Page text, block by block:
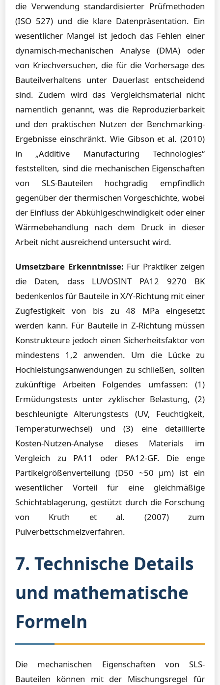
die Verwendung standardisierter Prüfmethoden
(ISO 527) und die klare Datenpräsentation. Ein
wesentlicher Mangel ist jedoch das Fehlen einer
dynamisch-mechanischen Analyse (DMA) oder
von Kriechversuchen, die für die Vorhersage des
Bauteilverhaltens unter Dauerlast entscheidend
sind. Zudem wird das Vergleichsmaterial nicht
namentlich genannt, was die Reproduzierbarkeit
und den praktischen Nutzen der Benchmarking-
Ergebnisse einschränkt. Wie Gibson et al. (2010)
in „Additive Manufacturing Technologies“
feststellten, sind die mechanischen Eigenschaften
von SLS-Bauteilen hochgradig empfindlich
gegenüber der thermischen Vorgeschichte, wobei
der Einfluss der Abkühlgeschwindigkeit oder einer
Wärmebehandlung nach dem Druck in dieser
Arbeit nicht ausreichend untersucht wird.
Umsetzbare Erkenntnisse: Für Praktiker zeigen
die Daten, dass LUVOSINT PA12 9270 BK
bedenkenlos für Bauteile in X/Y-Richtung mit einer
Zugfestigkeit von bis zu 48 MPa eingesetzt
werden kann. Für Bauteile in Z-Richtung müssen
Konstrukteure jedoch einen Sicherheitsfaktor von
mindestens 1,2 anwenden. Um die Lücke zu
Hochleistungsanwendungen zu schließen, sollten
zukünftige Arbeiten Folgendes umfassen: (1)
Ermüdungstests unter zyklischer Belastung, (2)
beschleunigte Alterungstests (UV, Feuchtigkeit,
Temperaturwechsel) und (3) eine detaillierte
Kosten-Nutzen-Analyse dieses Materials im
Vergleich zu PA11 oder PA12-GF. Die enge
Partikelgrößenverteilung (D50 ~50 µm) ist ein
wesentlicher Vorteil für eine gleichmäßige
Schichtablagerung, gestützt durch die Forschung
von Kruth et al. (2007) zum
Pulverbettschmelzverfahren.
7. Technische Details
und mathematische
Formeln
Die mechanischen Eigenschaften von SLS-
Bauteilen können mit der Mischungsregel für